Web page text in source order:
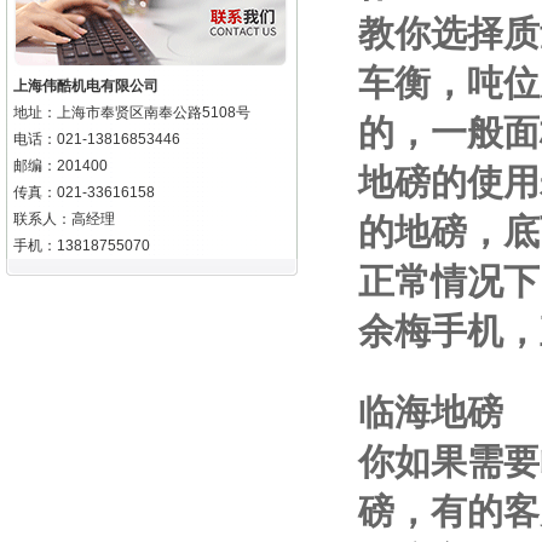
上海伟酷机电有限公司
地址：上海市奉贤区南奉公路5108号
电话：021-13816853446
邮编：201400
传真：021-33616158
联系人：高经理
手机：13818755070
教你选择
车衡，吨
的，一般
地磅的使
的地磅，
正常情况
余梅手机
临海地磅
你如果需要
磅，有的